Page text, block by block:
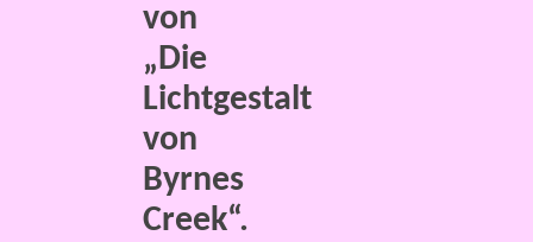
von
„Die
Lichtgestalt
von
Byrnes
Creek“.